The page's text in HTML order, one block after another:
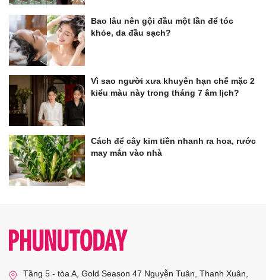
Bao lâu nên gội đầu một lần để tóc
khỏe, da đầu sạch?
Vì sao người xưa khuyên hạn chế mặc 2
kiểu màu này trong tháng 7 âm lịch?
Cách để cây kim tiền nhanh ra hoa, rước
may mắn vào nhà
Tầng 5 - tòa A, Gold Season 47 Nguyễn Tuân, Thanh Xuân,